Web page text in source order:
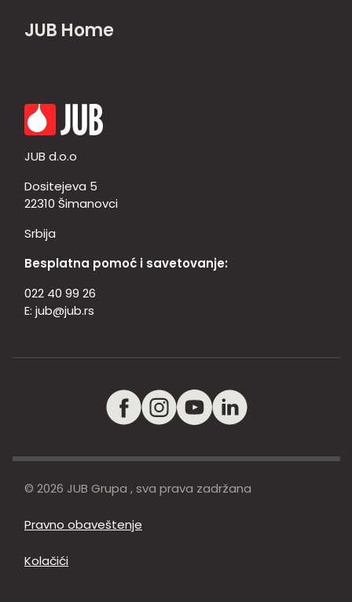
JUB Home
JUB d.o.o
Dositejeva 5
22310 Šimanovci
Srbija
Besplatna pomoć i savetovanje:
022 40 99 26
E: jub@jub.rs
© 2026 JUB Grupa , sva prava zadržana
Pravno obaveštenje
Kolačići